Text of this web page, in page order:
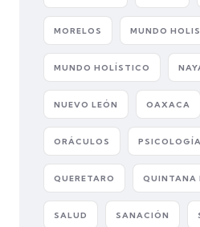
MORELOS MUNDO
MUNDO HOLÍSTICO
NUEVO LEÓN OAXACA
ORÁCULOS PSICOLOGÍA
QUERETARO QUINTANA
SALUD SANACIÓN